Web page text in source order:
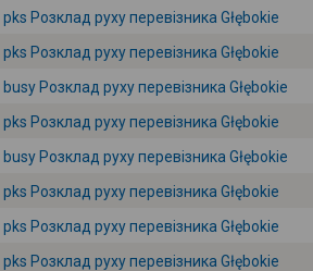
pks Розклад руху перевізника Głębokie
pks Розклад руху перевізника Głębokie
busy Розклад руху перевізника Głębokie
pks Розклад руху перевізника Głębokie
busy Розклад руху перевізника Głębokie
pks Розклад руху перевізника Głębokie
pks Розклад руху перевізника Głębokie
pks Розклад руху перевізника Głębokie